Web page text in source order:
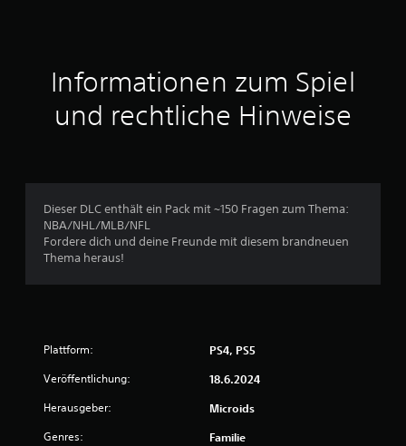
B
w
e
t
Informationen zum Spiel
und rechtliche Hinweise
Dieser DLC enthält ein Pack mit ~150 Fragen zum Thema:
NBA/NHL/MLB/NFL
Fordere dich und deine Freunde mit diesem brandneuen
Thema heraus!
Plattform: PS4, PS5
Veröffentlichung: 18.6.2024
Herausgeber: Microids
Genres: Familie